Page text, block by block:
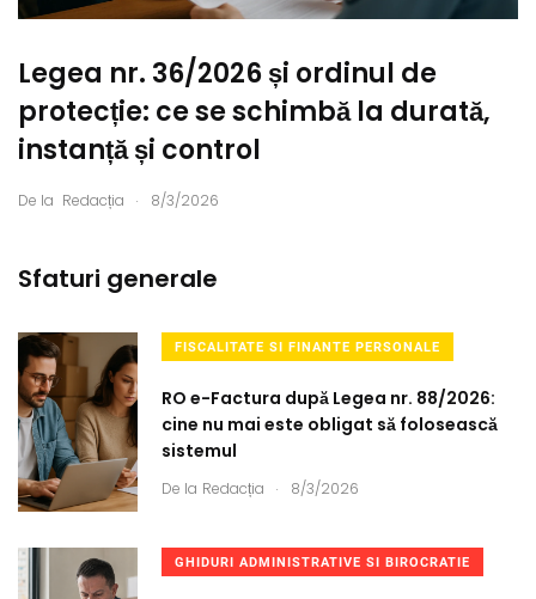
Legea nr. 36/2026 și ordinul de
protecție: ce se schimbă la durată,
instanță și control
De la Redacția . 8/3/2026
Sfaturi generale
FISCALITATE SI FINANTE PERSONALE
RO e-Factura după Legea nr. 88/2026:
cine nu mai este obligat să folosească
sistemul
De la Redacția . 8/3/2026
GHIDURI ADMINISTRATIVE SI BIROCRATIE